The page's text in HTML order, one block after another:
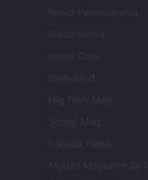
Newz Pennsylvania
Newz Illinois
Newz Ohio
Gameland
Hig Tech Mag
Scoop Mag
Lgbtqia News
Motors Magazine 365